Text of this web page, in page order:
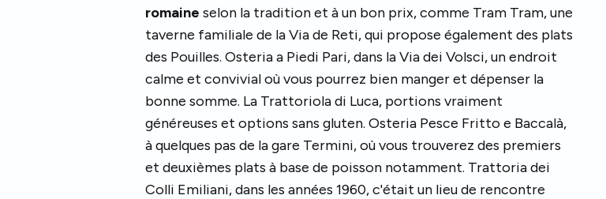
romaine selon la tradition et à un bon prix, comme Tram Tram, une
taverne familiale de la Via de Reti, qui propose également des plats
des Pouilles. Osteria a Piedi Pari, dans la Via dei Volsci, un endroit
calme et convivial où vous pourrez bien manger et dépenser la
bonne somme. La Trattoriola di Luca, portions vraiment
généreuses et options sans gluten. Osteria Pesce Fritto e Baccalà,
à quelques pas de la gare Termini, où vous trouverez des premiers
et deuxièmes plats à base de poisson notamment. Trattoria dei
Colli Emiliani, dans les années 1960, c'était un lieu de rencontre